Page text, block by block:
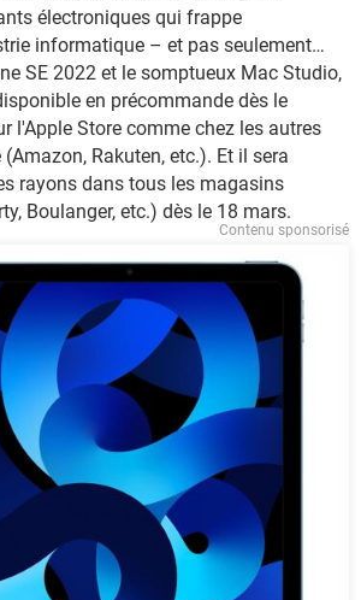
électroniques qui frappe
informatique – et pas seulement…
SE 2022 et le somptueux Mac Studio,
en précommande dès le
l'Apple Store comme chez les autres
Rakuten, etc.). Et il sera
rayons dans tous les magasins
Boulanger, etc.) dès le 18 mars.
Contenu sponsorisé